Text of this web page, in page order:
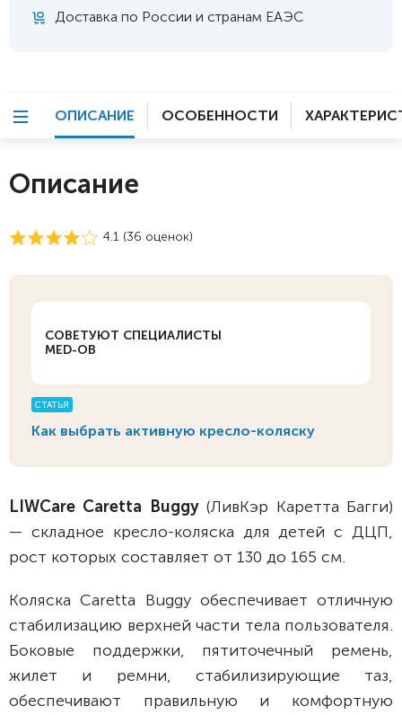
Доставка по России и странам ЕАЭС
ОПИСАНИЕ ОСОБЕННОСТИ
Описание
4.1 (36 оценок)
СОВЕТУЮТ СПЕЦИАЛИСТЫ
MED-OB
СТАТЬЯ
Как выбрать активную кресло-коляску
LIWCare Caretta Buggy(ЛивКэр Каретта Багги)
— складное кресло-коляска для детей с ДЦП,
рост которых составляет от 130 до 165 см.
Коляска Caretta Buggy обеспечивает отличную
стабилизацию верхней части тела пользователя.
Боковые поддержки, пятиточечный ремень,
жилет и ремни, стабилизирующие таз,
обеспечивают правильную и комфортную